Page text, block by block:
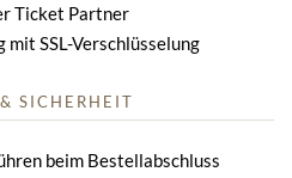
Ticket Partner
mit SSL-Verschlüsselung
SICHERHEIT
beim Bestellabschluss